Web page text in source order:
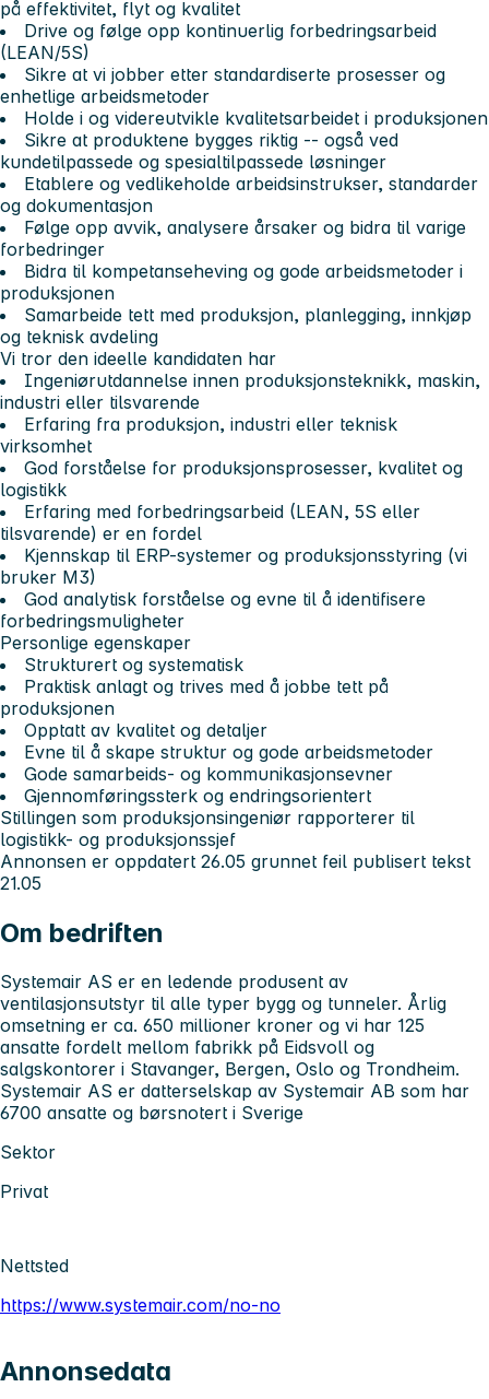
på effektivitet, flyt og kvalitet
Drive og følge opp kontinuerlig forbedringsarbeid
(LEAN/5S)
Sikre at vi jobber etter standardiserte prosesser og
enhetlige arbeidsmetoder
Holde i og videreutvikle kvalitetsarbeidet i produksjonen
Sikre at produktene bygges riktig -- også ved
kundetilpassede og spesialtilpassede løsninger
Etablere og vedlikeholde arbeidsinstrukser, standarder
og dokumentasjon
Følge opp avvik, analysere årsaker og bidra til varige
forbedringer
Bidra til kompetanseheving og gode arbeidsmetoder i
produksjonen
Samarbeide tett med produksjon, planlegging, innkjøp
og teknisk avdeling
Vi tror den ideelle kandidaten har
Ingeniørutdannelse innen produksjonsteknikk, maskin,
industri eller tilsvarende
Erfaring fra produksjon, industri eller teknisk
virksomhet
God forståelse for produksjonsprosesser, kvalitet og
logistikk
Erfaring med forbedringsarbeid (LEAN, 5S eller
tilsvarende) er en fordel
Kjennskap til ERP-systemer og produksjonsstyring (vi
bruker M3)
God analytisk forståelse og evne til å identifisere
forbedringsmuligheter
Personlige egenskaper
Strukturert og systematisk
Praktisk anlagt og trives med å jobbe tett på
produksjonen
Opptatt av kvalitet og detaljer
Evne til å skape struktur og gode arbeidsmetoder
Gode samarbeids- og kommunikasjonsevner
Gjennomføringssterk og endringsorientert
Stillingen som produksjonsingeniør rapporterer til
logistikk- og produksjonssjef
Annonsen er oppdatert 26.05 grunnet feil publisert tekst
21.05
Om bedriften
Systemair AS er en ledende produsent av
ventilasjonsutstyr til alle typer bygg og tunneler. Årlig
omsetning er ca. 650 millioner kroner og vi har 125
ansatte fordelt mellom fabrikk på Eidsvoll og
salgskontorer i Stavanger, Bergen, Oslo og Trondheim.
Systemair AS er datterselskap av Systemair AB som har
6700 ansatte og børsnotert i Sverige
Sektor
Privat
Nettsted
https://www.systemair.com/no-no
Annonsedata